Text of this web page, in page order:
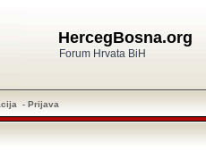
HercegBosna.org
Forum Hrvata BiH
- Prijava